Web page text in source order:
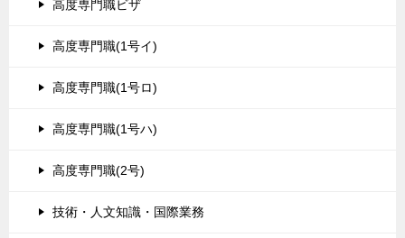
高度専門職ビザ
高度専門職(1号イ)
高度専門職(1号ロ)
高度専門職(1号ハ)
高度専門職(2号)
技術・人文知識・国際業務